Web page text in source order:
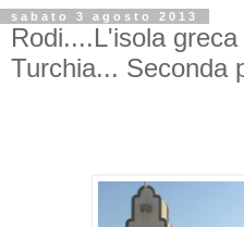
sabato 3 agosto 2013
Rodi....L'isola
Turchia... Seconda